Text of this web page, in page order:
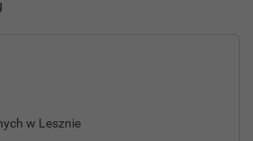
w Lesznie